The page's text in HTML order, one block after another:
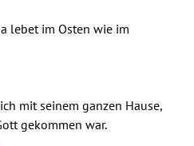
lebet im Osten wie im
mit seinem ganzen Hause,
gekommen war.